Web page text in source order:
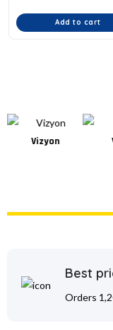
Add to cart
Vizyon
Best
Orders